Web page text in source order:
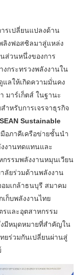
รเปลี่ยนแปลงด้าน
ลิงฟอสซิลมาสู่แหล่ง
ส่วนหนึ่งของการ
กระทรวงพลังงานใน
ลให้เกิดความมั่นคง
มาร์เก็ตส์ ในฐานะ
หรับการเจรจาธุรกิจ
Sustainable
อภาคีเครือข่ายชั้นนำ
งานทดแทนและ
กรรมพลังงานหมุนเวียน
ลัยร่วมด้านพลังงาน
มเกล้าธนบุรี สมาคม
ก็บพลังงานไทย
และอุตสาหกรรม
งมีหมุดหมายที่สำคัญใน
ยร่วมกันเปลี่ยนผ่านสู่